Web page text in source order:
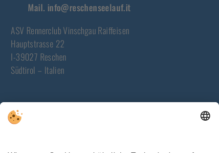
Mail. info@reschenseelauf.it
ASV Rennerclub Vinschgau Raiffeisen
Hauptstrasse 22
I-39027 Reschen
Südtirol – Italien